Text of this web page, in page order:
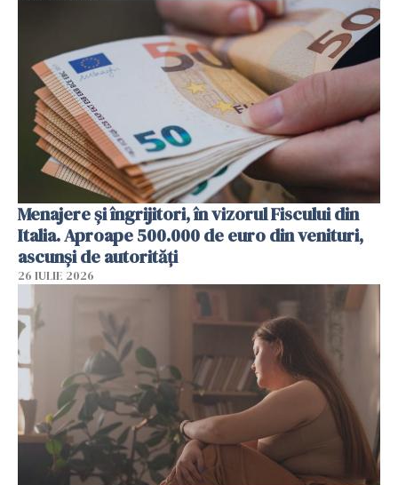
Menajere și îngrijitori, în vizorul Fiscului din
Italia. Aproape 500.000 de euro din venituri,
ascunși de autorități
26 IULIE 2026